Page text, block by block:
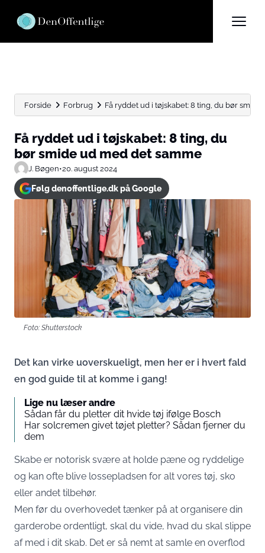
Forside Forbrug Få ryddet ud i tøjskabet: 8 ting, du bør smide...
Få ryddet ud i tøjskabet: 8 ting, du
bør smide ud med det samme
J. Bøgen•20. august 2024
Følg denoffentlige.dk på Google
Foto: Shutterstock
Det kan virke uoverskueligt, men her er i hvert fald
en god guide til at komme i gang!
Lige nu læser andre
Sådan får du pletter dit hvide tøj ifølge Bosch
Har solcremen givet tøjet pletter? Sådan fjerner du
dem
Skabe er notorisk svære at holde pæne og ryddelige
og kan ofte blive lossepladsen for alt vores tøj, sko
eller andet tilbehør.
Men før du overhovedet tænker på at organisere din
garderobe ordentligt, skal du vide, hvad du skal slippe
af med i dit skab. Det er så nemt at samle en overflod